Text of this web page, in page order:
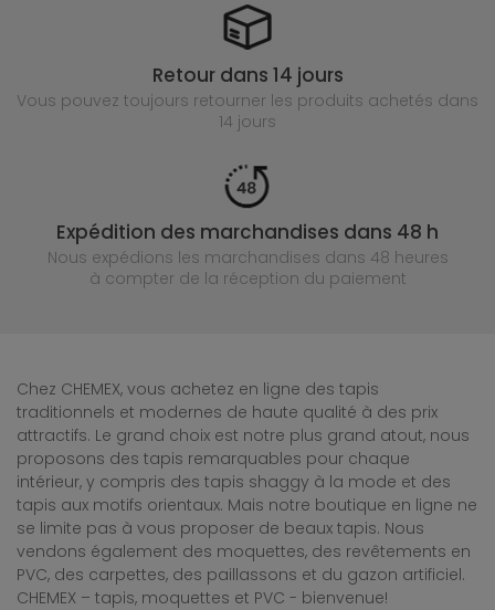
Retour dans 14 jours
Vous pouvez toujours retourner les produits achetés dans
14 jours
Expédition des marchandises dans 48 h
Nous expédions les marchandises dans 48 heures
à compter de la réception du paiement
Chez CHEMEX, vous achetez en ligne des tapis
traditionnels et modernes de haute qualité à des prix
attractifs. Le grand choix est notre plus grand atout, nous
proposons des tapis remarquables pour chaque
intérieur, y compris des tapis shaggy à la mode et des
tapis aux motifs orientaux. Mais notre boutique en ligne ne
se limite pas à vous proposer de beaux tapis. Nous
vendons également des moquettes, des revêtements en
PVC, des carpettes, des paillassons et du gazon artificiel.
CHEMEX – tapis, moquettes et PVC - bienvenue!